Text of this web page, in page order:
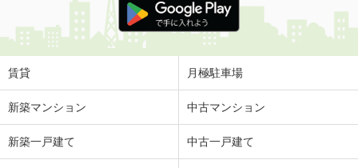
賃貸 月極駐車場
新築マンション 中古マンション
新築一戸建て 中古一戸建て